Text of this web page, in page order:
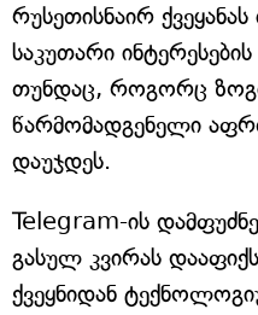
რუსეთისნაირ
საკუთარი
თუნდაც, როგორც
წარმომადგენელი
დაუჯდეს.
Telegram-ის
გასულ კვირას
ქვეყნიდან